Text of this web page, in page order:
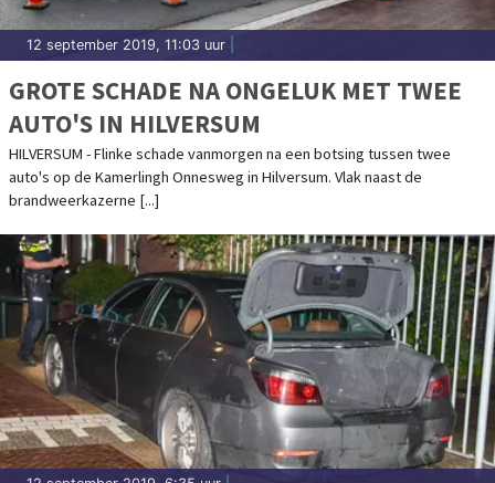
12 september 2019, 11:03 uur
GROTE SCHADE NA ONGELUK MET TWEE
AUTO'S IN HILVERSUM
HILVERSUM - Flinke schade vanmorgen na een botsing tussen twee
auto's op de Kamerlingh Onnesweg in Hilversum. Vlak naast de
brandweerkazerne [...]